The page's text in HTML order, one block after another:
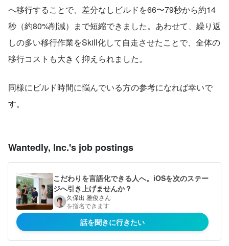
へ移行することで、差分なしビルドを66〜79秒から約14
秒（約80%削減）まで短縮できました。あわせて、繰り返
しの多い移行作業をSkill化して自走させたことで、全体の
移行コストも大きく抑えられました。
同様にビルド時間に悩んでいる方の参考になれば幸いで
す。
Wantedly, Inc.'s job postings
こだわりを言語化できる人へ。iOSを次のステー
ジへ引き上げませんか？
久保出 雅俊さん
を指名できます
話を聞きに行きたい